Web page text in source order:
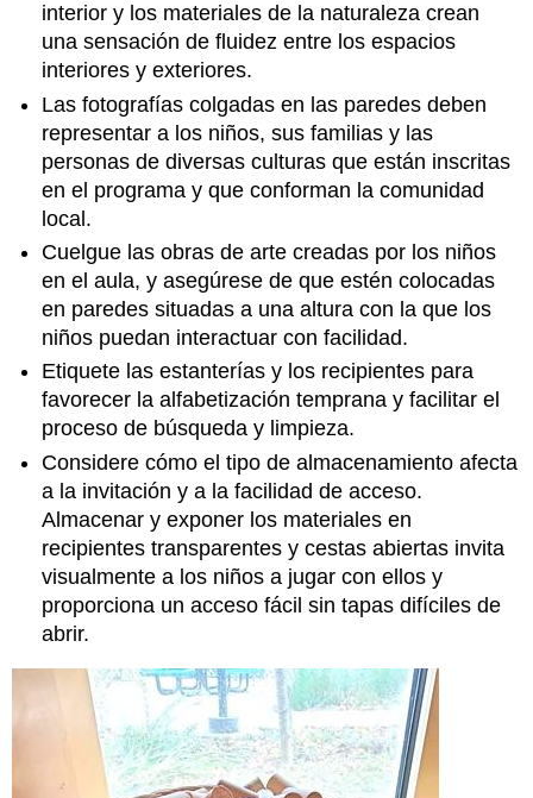
interior y los materiales de la naturaleza crean
una sensación de fluidez entre los espacios
interiores y exteriores.
Las fotografías colgadas en las paredes deben
representar a los niños, sus familias y las
personas de diversas culturas que están inscritas
en el programa y que conforman la comunidad
local.
Cuelgue las obras de arte creadas por los niños
en el aula, y asegúrese de que estén colocadas
en paredes situadas a una altura con la que los
niños puedan interactuar con facilidad.
Etiquete las estanterías y los recipientes para
favorecer la alfabetización temprana y facilitar el
proceso de búsqueda y limpieza.
Considere cómo el tipo de almacenamiento afecta
a la invitación y a la facilidad de acceso.
Almacenar y exponer los materiales en
recipientes transparentes y cestas abiertas invita
visualmente a los niños a jugar con ellos y
proporciona un acceso fácil sin tapas difíciles de
abrir.